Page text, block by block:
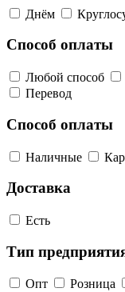
Днём
Способ оплаты
Любой способ
Перевод
Способ оплаты
Наличные
Доставка
Есть
Тип
Опт Розница